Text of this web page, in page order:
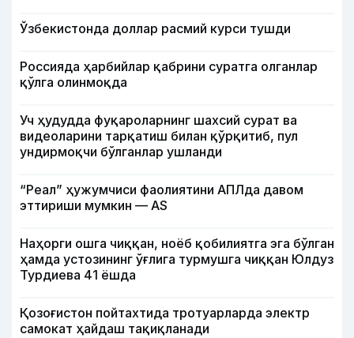
Ўзбекистонда доллар расмий курси тушди
Россияда ҳарбийлар қабрини суратга олганлар
қўлга олинмоқда
Уч ҳудудда фуқароларнинг шахсий сурат ва
видеоларини тарқатиш билан қўрқитиб, пул
ундирмоқчи бўлганлар ушланди
“Реал” ҳужумчиси фаолиятини АПЛда давом
эттириши мумкин — АS
Наҳорги ошга чиққан, ноёб қобилиятга эга бўлган
ҳамда устозининг ўғлига турмушга чиққан Юлдуз
Турдиева 41 ёшда
Қозоғистон пойтахтида тротуарларда электр
самокат ҳайдаш тақиқланади